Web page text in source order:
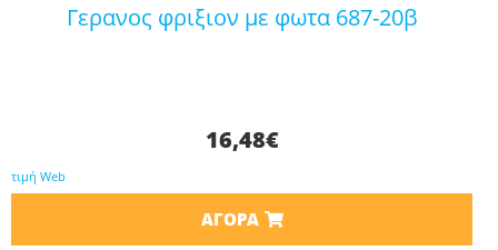
γερανος φριξιον με φωτα 687-20β
16,48€
τιμή Web
ΑΓΟΡΆ